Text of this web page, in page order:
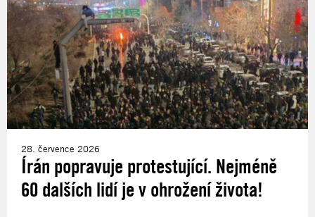
28. července 2026
Írán popravuje protestující. Nejméně
60 dalších lidí je v ohrožení života!